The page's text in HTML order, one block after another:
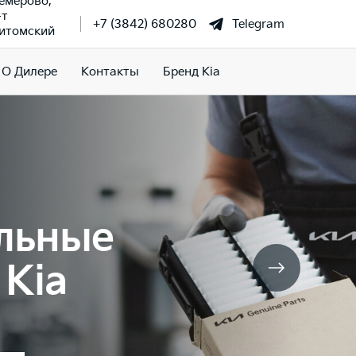
+7 (3842) 680280 Telegram
О Дилере Контакты Бренд Kia